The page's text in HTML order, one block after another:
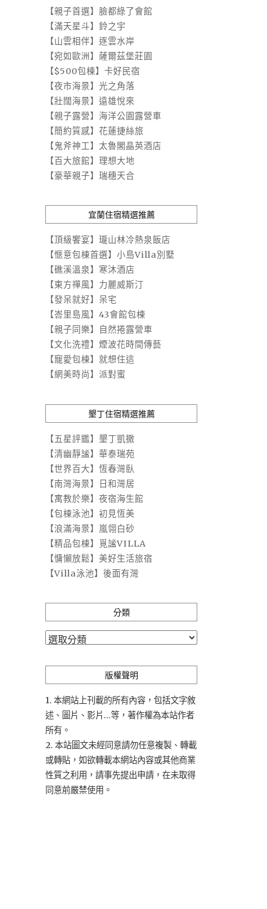
【親子首選】臉都綠了會館
【滿天星斗】鈴之宇
【山雲相伴】逐雲水岸
【宛如歐洲】薩爾茲堡莊園
【$500包棟】卡好民宿
【夜市海景】光之角落
【壯闊海景】遠雄悅來
【親子露營】海洋公園露營車
【簡約質感】花蓮捷絲旅
【鬼斧神工】太魯閣晶英酒店
【百大旅館】理想大地
【豪華親子】瑞穗天合
宜蘭住宿精選推薦
【頂級饗宴】瓏山林冷熱泉飯店
【愜意包棟首選】小島Villa別墅
【礁溪溫泉】寒沐酒店
【東方禪風】力麗威斯汀
【發呆就好】呆宅
【峇里島風】43會館包棟
【親子同樂】自然捲露營車
【文化洗禮】煙波花時間傳藝
【寵愛包棟】就想住這
【網美時尚】派對蜜
墾丁住宿精選推薦
【五星評鑑】墾丁凱撒
【清幽靜謐】華泰瑞苑
【世界百大】恆春灣臥
【南灣海景】日和灣居
【寓教於樂】夜宿海生館
【包棟泳池】初見恆美
【浪滿海景】嵐翎白砂
【精品包棟】覓謐VILLA
【慵懶放鬆】美好生活旅宿
【Villa泳池】後面有灣
分類
分
版權聲明
1. 本網站上刊載的所有內容，包括文字敘
述、圖片、影片...等，著作權為本站作者
所有。
2. 本站圖文未經同意請勿任意複製、轉載
或轉貼，如欲轉載本網站內容或其他商業
性質之利用，請事先提出申請，在未取得
同意前嚴禁使用。